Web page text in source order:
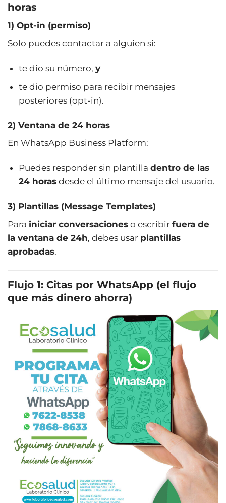
horas
1) Opt-in (permiso)
Solo puedes contactar a alguien si:
te dio su número,y
te dio permiso para recibir mensajes
posteriores (opt-in).
2) Ventana de 24 horas
En WhatsApp Business Platform:
Puedes responder sin plantilladentro de las
24 horas desde el último mensaje del usuario.
3) Plantillas (Message Templates)
Para iniciar conversaciones o escribir fuera de
la ventana de 24h, debes usar plantillas
aprobadas.
Flujo 1: Citas por WhatsApp (el flujo
que más dinero ahorra)